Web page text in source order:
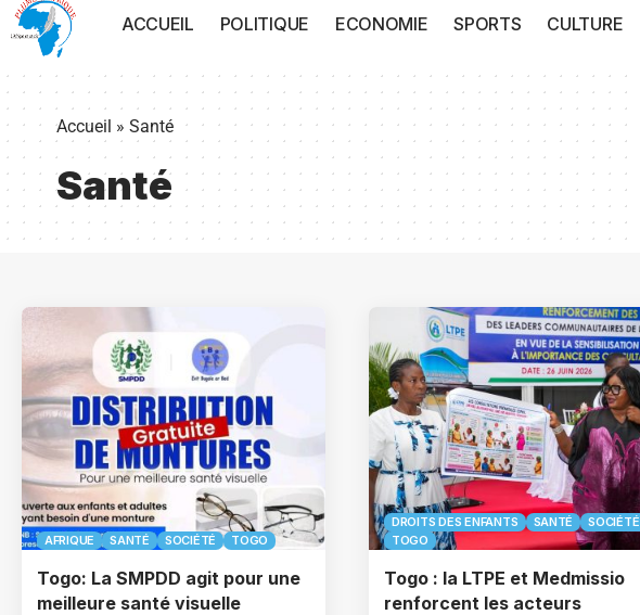
ACCUEIL POLITIQUE ECONOMIE SPORTS CULTURE
Accueil » Santé
Santé
AFRIQUE SANTÉ SOCIÉTÉ TOGO
Togo: La SMPDD agit pour une
meilleure santé visuelle
DROITS DES ENFANTS SANTÉ
SOCIÉTÉ
TOGO
Togo : la LTPE et Medmissio
renforcent les acteurs